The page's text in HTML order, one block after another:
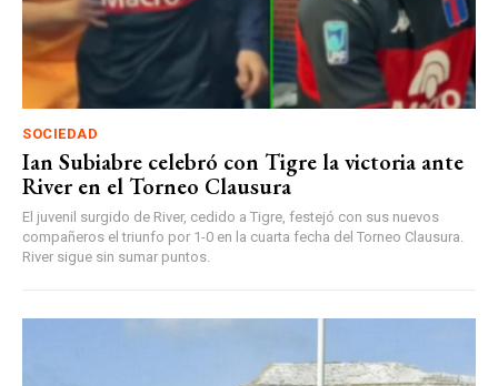
SOCIEDAD
Ian Subiabre celebró con Tigre la victoria ante
River en el Torneo Clausura
El juvenil surgido de River, cedido a Tigre, festejó con sus nuevos
compañeros el triunfo por 1-0 en la cuarta fecha del Torneo Clausura.
River sigue sin sumar puntos.